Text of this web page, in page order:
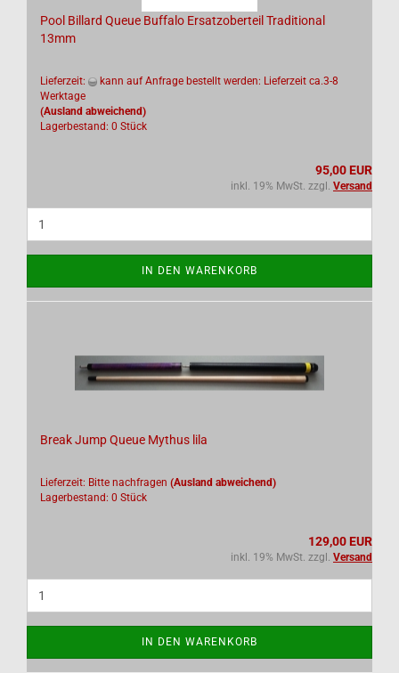
Pool Billard Queue Buffalo Ersatzoberteil Traditional
13mm
Lieferzeit:
kann auf Anfrage bestellt werden: Lieferzeit ca.3-8
Werktage
(Ausland abweichend)
Lagerbestand: 0 Stück
95,00 EUR
inkl. 19% MwSt. zzgl. Versand
IN DEN WARENKORB
Break Jump Queue Mythus lila
Lieferzeit: Bitte nachfragen (Ausland abweichend)
Lagerbestand: 0 Stück
129,00 EUR
inkl. 19% MwSt. zzgl. Versand
IN DEN WARENKORB